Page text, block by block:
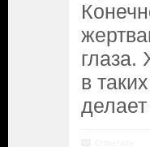
глаза.
в